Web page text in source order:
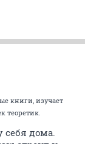
книги, изучает
теоретик.
себя дома.